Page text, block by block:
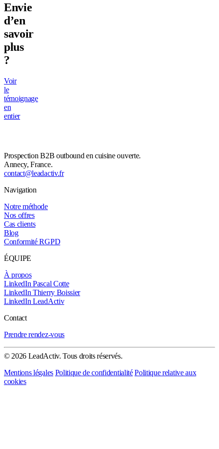
Envie
d’en
savoir
plus
?
Voir
le
témoignage
en
entier
Prospection B2B outbound en cuisine ouverte.
Annecy, France.
contact@leadactiv.fr
Navigation
Notre méthode
Nos offres
Cas clients
Blog
Conformité RGPD
ÉQUIPE
À propos
LinkedIn Pascal Cotte
LinkedIn Thierry Boissier
LinkedIn LeadActiv
Contact
Prendre rendez-vous
© 2026 LeadActiv. Tous droits réservés.
Mentions légales Politique de confidentialité Politique relative aux
cookies